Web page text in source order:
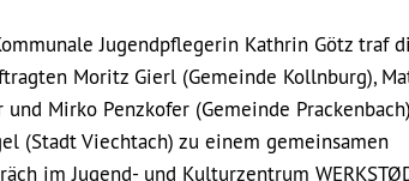
Jugendpflegerin Kathrin Götz traf
Moritz Gierl (Gemeinde Kollnburg),
und Mirko Penzkofer (Gemeinde
(Stadt Viechtach) zu einem gemeinsamen
im Jugend- und Kulturzentrum